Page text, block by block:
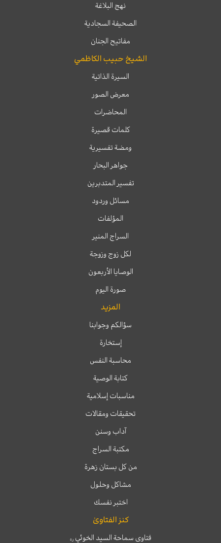
نهج البلاغة
الصحيفة السجادية
مفاتيح الجنان
الشيخ حبيب الكاظمي
السيرة الذاتية
معرض الصور
المحاضرات
كلمات قصيرة
ومضة تفسيرية
جواهر البحار
تفسير المتدبرين
مسائل وردود
المؤلفات
السراج المنير
لكل زوج وزوجة
الوصايا الأربعون
صورة اليوم
المزيد
سؤالكم وجوابنا
إستخارة
محاسبة النفس
كتابة الوصية
مناسبات إسلامية
تحقيقات ومقالات
آداب وسنن
مكتبة السراج
من كل بستان زهرة
مشاكل وحلول
اختبر نفسك
كنز الفتاوىٰ
فتاوى سماحة السيد الخوئيره